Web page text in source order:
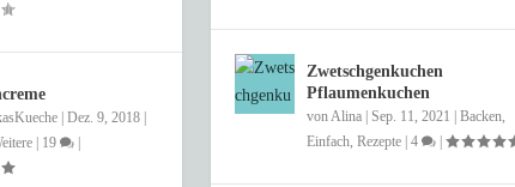
|Dez. 9, 2018 |
| 19 |
Zwetschgenkuchen
Pflaumenkuchen
vonAlina| Sep. 11, 2021 Backen,
Einfach, Rezepte| 4 |